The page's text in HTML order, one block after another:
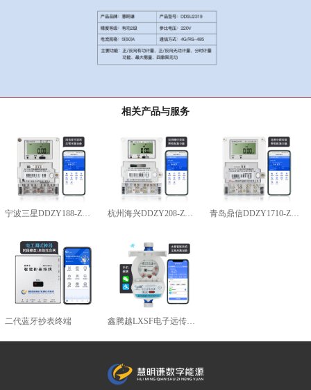
相关产品与服务
宁波三星DDZY188-Z型4G通讯智能电能表杭州海兴DDZY208-Z型RS485通讯智能电能表
青岛鼎信DDZY1710-Z型
二代蓝牙抄表终端 鑫腾越LXSF电子远传智能水表